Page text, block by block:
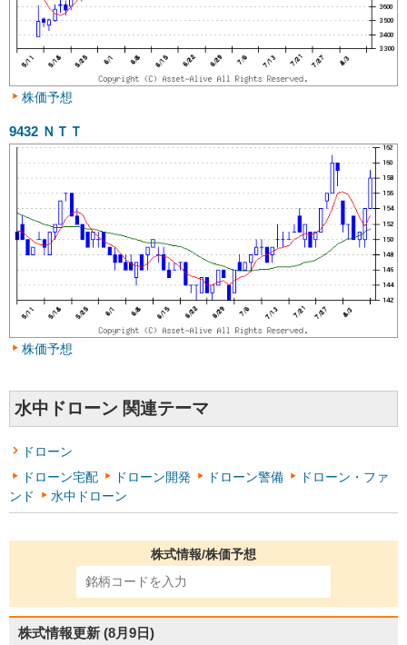
株価予想
9432 ＮＴＴ
株価予想
水中ドローン 関連テーマ
ドローン
ドローン宅配
ドローン開発 ドローン警備
ドローン・ファ
ンド
水中ドローン
株式情報/株価予想
株式情報更新 (8月9日)